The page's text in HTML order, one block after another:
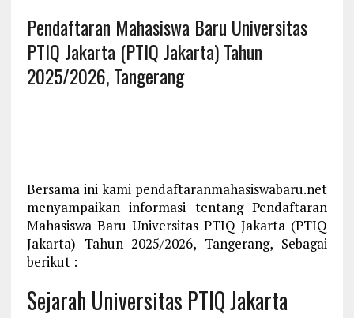
Pendaftaran Mahasiswa Baru Universitas
PTIQ Jakarta (PTIQ Jakarta) Tahun
2025/2026, Tangerang
Bersama ini kami pendaftaranmahasiswabaru.net
menyampaikan informasi tentang Pendaftaran
Mahasiswa Baru Universitas PTIQ Jakarta (PTIQ
Jakarta) Tahun 2025/2026, Tangerang, Sebagai
berikut :
Sejarah Universitas PTIQ Jakarta